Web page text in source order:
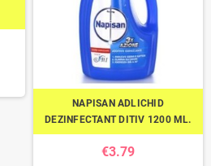
NAPISAN ADLICHID
DEZINFECTANT DITIV 1200 ML.
€3.79